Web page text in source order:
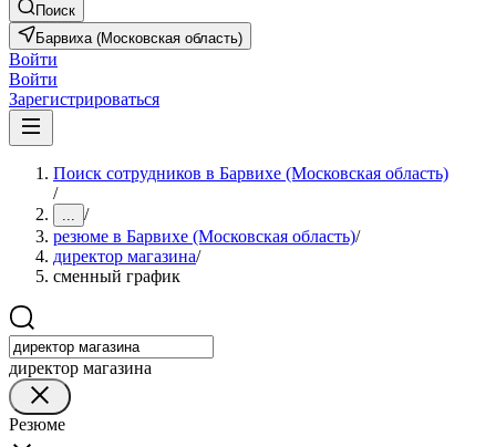
Поиск
Барвиха (Московская область)
Войти
Войти
Зарегистрироваться
Поиск сотрудников в Барвихе (Московская область)
/
... /
резюме в Барвихе (Московская область)/
директор магазина/
сменный график
директор магазина
Резюме